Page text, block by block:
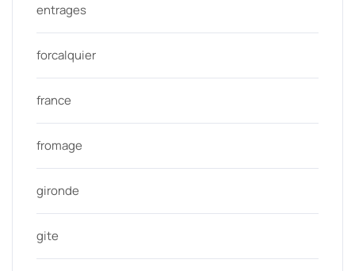
entrages
forcalquier
france
fromage
gironde
gite